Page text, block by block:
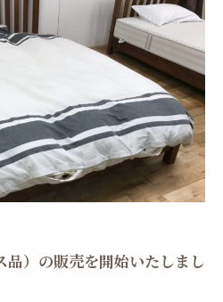
品）の販売を開始いたしまし